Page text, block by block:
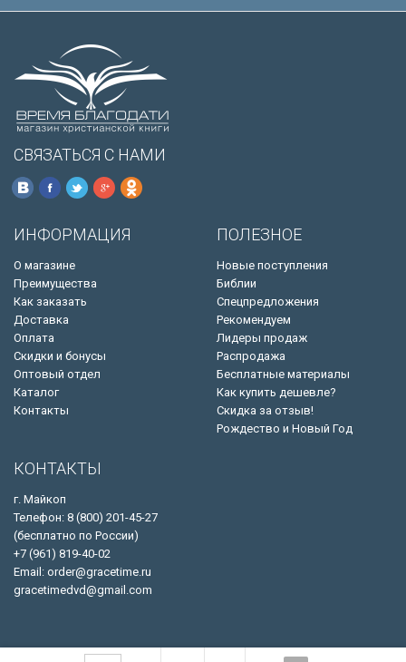
СВЯЗАТЬСЯ С НАМИ
ИНФОРМАЦИЯ
О магазине
Преимущества
Как заказать
Доставка
Оплата
Скидки и бонусы
Оптовый отдел
Каталог
Контакты
ПОЛЕЗНОЕ
Новые поступления
Библии
Спецпредложения
Рекомендуем
Лидеры продаж
Распродажа
Бесплатные материалы
Как купить дешевле?
Скидка за отзыв!
Рождество и Новый Год
КОНТАКТЫ
г. Майкоп
Телефон: 8 (800) 201-45-27
(бесплатно по России)
+7 (961) 819-40-02
Email: order@gracetime.ru
gracetimedvd@gmail.com